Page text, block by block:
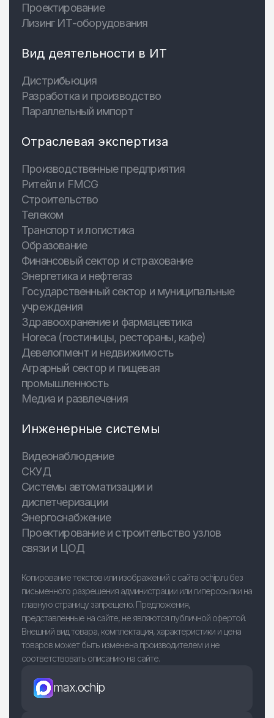
Проектирование
Лизинг ИТ-оборудования
Вид деятельности в ИТ
Дистрибьюция
Разработка и производство
Параллельный импорт
Отраслевая экспертиза
Производственные предприятия
Ритейл и FMCG
Строительство
Телеком
Транспорт и логистика
Образование
Финансовый сектор и страхование
Энергетика и нефтегаз
Государственный сектор и муниципальные
учреждения
Здравоохранение и фармацевтика
Horeca (гостиницы, рестораны, кафе)
Девелопмент и недвижимость
Аграрный сектор и пищевая
промышленность
Медиа и развлечения
Инженерные системы
Видеонаблюдение
СКУД
Системы автоматизации и
диспетчеризации
Энергоснабжение
Проектирование и строительство узлов
связи и ЦОД
Копирование текстов или изображений с сайта ochip.ru без
письменного разрешения администрации или гиперссылки на
главную страницу запрещено. Предложения,
представленные на сайте, не являются публичной офертой.
Внешний вид товара, комплектация, характеристики и цена
товаров может быть изменена производителем и не
соответствовать описанию на сайте.
max.ochip